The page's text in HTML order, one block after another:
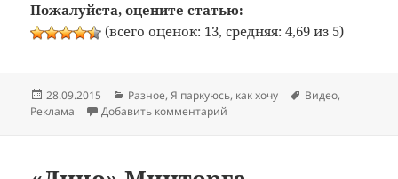
Пожалуйста, оцените статью:
(всего оценок: 13, средняя: 4,69 из 5)
Опубликовано
28.09.2015 Рубрики
Разное,Я паркуюсь, как хочу Метки
Видео,
Реклама
Добавить комментарий